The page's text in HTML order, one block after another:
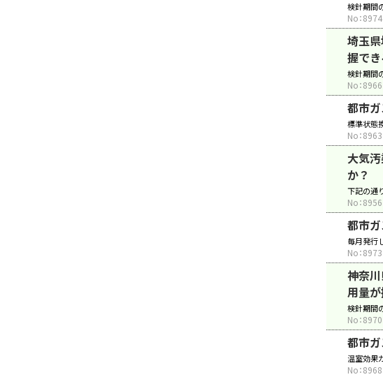
検針期間
No：8974
埼玉
握で
検針期間
No：8966
都市ガ
標準状態
No：8963
大気
か？
下記の通
No：8956
都市
毎月発行
No：8973
神奈
用量が
検針期間
No：8970
都市ガ
温室効果
No：8968